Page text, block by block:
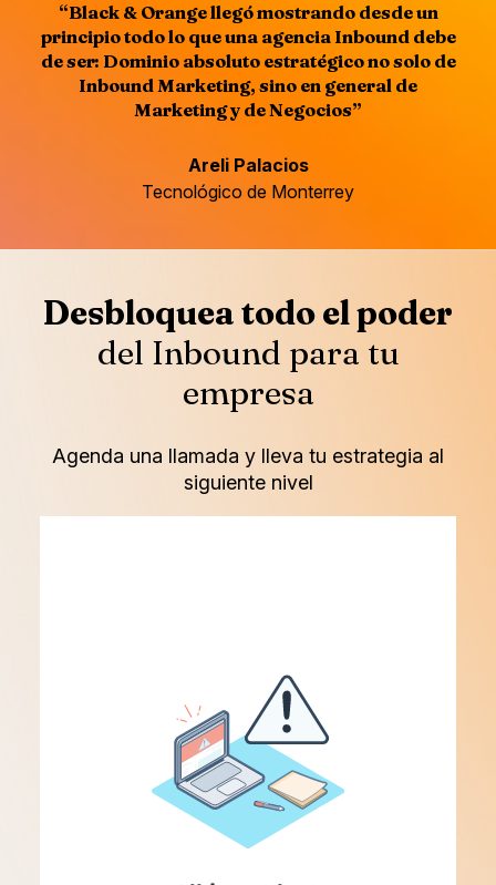
“Black & Orange llegó mostrando desde un
principio todo lo que una agencia Inbound debe
de ser: Dominio absoluto estratégico no solo de
Inbound Marketing, sino en general de
Marketing y de Negocios”
Areli Palacios
Tecnológico de Monterrey
Desbloquea todo el poder
del Inbound para tu
empresa
Agenda una llamada y lleva tu estrategia al
siguiente nivel